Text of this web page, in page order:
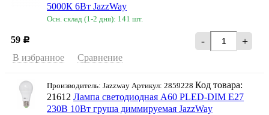
5000К 6Вт JazzWay
Осн. склад (1-2 дня): 141 шт.
59 Р - +
В избранное Сравнение
Производитель: Jazzway Артикул: 2859228 Код товара:
21612 Лампа светодиодная A60 PLED-DIM Е27
230В 10Вт груша диммируемая JazzWay